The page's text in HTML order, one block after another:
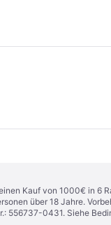
Kauf von 1000€ in
über 18 Jahre.
556737-0431. Siehe